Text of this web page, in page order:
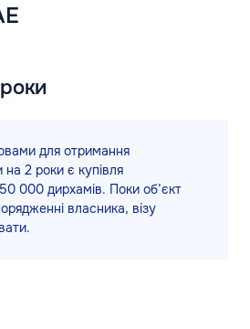
для отримання
на 2 роки є купівля
000 дирхамів. Поки об’єкт
власника, візу